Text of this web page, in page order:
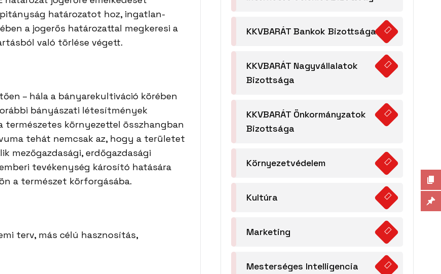
határozatot hoz, ingatlan-
a jogerős határozattal megkeresi a
való törlése végett.
– hála a bányarekultiváció körében
bányászati létesítmények
természetes környezettel összhangban
tehát nemcsak az, hogy a területet
mezőgazdasági, erdőgazdasági
tevékenység károsító hatására
a természet körforgásába.
terv, más célú hasznosítás,
KKVBARÁT Bankok Bizottsága
KKVBARÁT Nagyvállalatok
Bizottsága
KKVBARÁT Önkormányzatok
Bizottsága
Környezetvédelem
Kultúra
Marketing
Mesterséges Intelligencia